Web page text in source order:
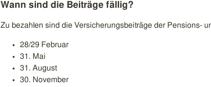
Wann sind die Beiträge fällig?
Zu bezahlen sind die Versicherungsbeiträge der Pensions-
28/29 Februar
31. Mai
31. August
30. November